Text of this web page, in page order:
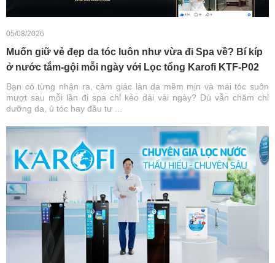
05/08/2026
Muốn giữ vẻ đẹp da tóc luôn như vừa đi Spa về? Bí kíp
ở nước tắm-gội mỗi ngày với Lọc tổng Karofi KTF-P02
Bạn có từng nhận ra, cảm giác làn da mềm mịn và mái tóc suôn
mượt sau mỗi lần đi spa chỉ kéo dài vài ngày? Dù vẫn chăm chỉ
dưỡng da, ủ tóc hay đầu tư ...